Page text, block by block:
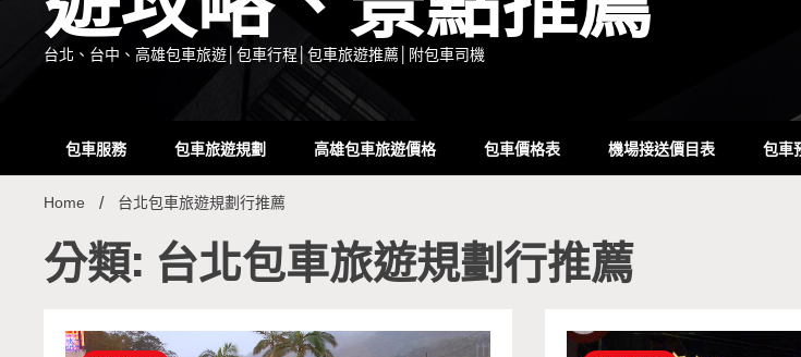
台北、台中、高雄包車旅遊│包車行程│包車旅遊推薦│附包車司機
包車服務 包車旅遊規劃 高雄包車旅遊價格 包車價格表 機場接送價目表 包車
Home 台北包車旅遊規劃行推薦
分類: 台北包車旅遊規劃行推薦